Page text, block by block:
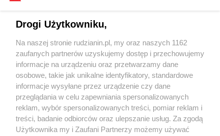
Wydawca mediów lokalnych
Nie zapomnij
zapoznać się z:
polityką prywatności regulamin korzystania z portali
Twojemiasto Skontaktuj sięz nami
Drogi Użytkowniku,
Na naszej stronie rudzianin.pl, my oraz naszych 1162
zaufanych partnerów uzyskujemy dostęp i przechowujemy
informacje na urządzeniu oraz przetwarzamy dane
osobowe, takie jak unikalne identyfikatory, standardowe
informacje wysyłane przez urządzenie czy dane
przeglądania w celu zapewniania spersonalizowanych
reklam, wybór spersonalizowanych treści, pomiar reklam i
treści, badanie odbiorców oraz ulepszanie usług. Za zgodą
Użytkownika my i Zaufani Partnerzy możemy używać